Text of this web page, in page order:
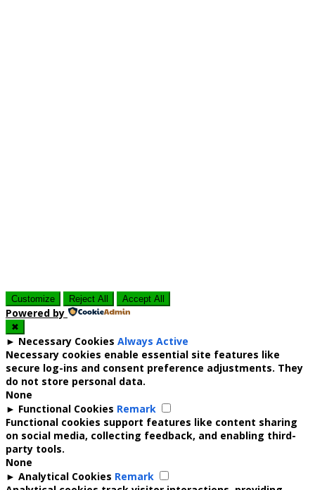
Customize Reject All Accept All
Powered by
✖
► Necessary Cookies Always Active
Necessary cookies enable essential site features like
secure log-ins and consent preference adjustments. They
do not store personal data.
None
► Functional Cookies Remark
Functional cookies support features like content sharing
on social media, collecting feedback, and enabling third-
party tools.
None
► Analytical Cookies Remark